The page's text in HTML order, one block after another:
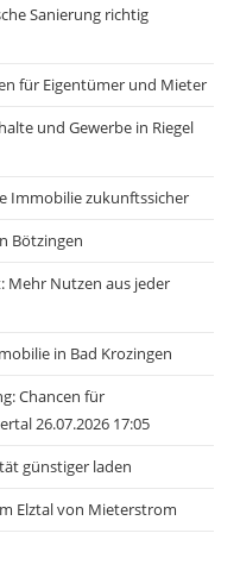
Sanierung richtig
für Eigentümer und Mieter
und Gewerbe in Riegel
Immobilie zukunftssicher
Bötzingen
Mehr Nutzen aus jeder
in Bad Krozingen
Chancen für
26.07.2026 17:05
günstiger laden
Elztal von Mieterstrom